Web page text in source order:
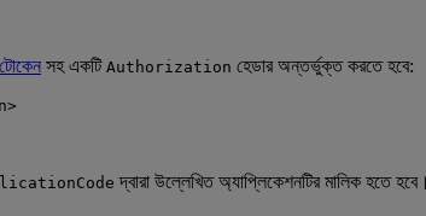
সহ একটি Authorization হেডার অন্তর্ভুক্ত করতে হবে:
দ্বারা উল্লেখিত অ্যাপ্লিকেশনটির মালিক হতে